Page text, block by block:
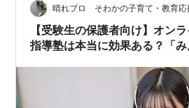
聞… 晴れブロ そわかの子育て・教育応
【受験生の保護者向け】オン
指導塾は本当に効果ある？「